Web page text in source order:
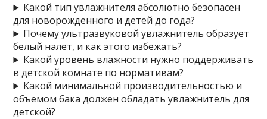
Какой тип увлажнителя абсолютно безопасен
для новорожденного и детей до года?
Почему ультразвуковой увлажнитель образует
белый налет, и как этого избежать?
Какой уровень влажности нужно поддерживать
в детской комнате по нормативам?
Какой минимальной производительностью и
объемом бака должен обладать увлажнитель для
детской?